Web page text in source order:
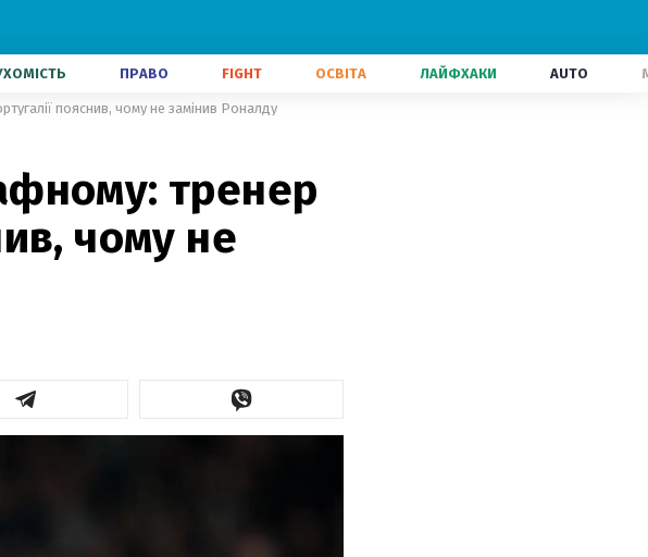
ПРАВО FIGHT ОСВІТА ЛАЙФХАКИ AUTO
пояснив, чому не замінив Роналду
тренер
чому не